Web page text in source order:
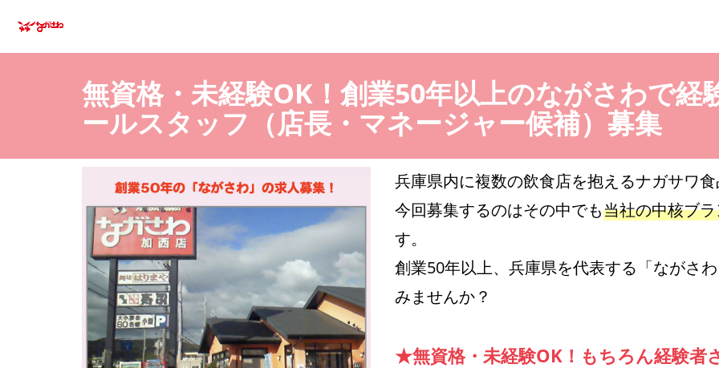
無資格・未経験OK！創業50年以上のながさわで経
ールスタッフ（店長・マネージャー候補）募集
兵庫県内に複数の飲食店を抱えるナガサワ
今回募集するのはその中でも当社の中核ブ
す。
創業50年以上、兵庫県を代表する「ながさ
みませんか？
★無資格・未経験OK！もちろん経験者